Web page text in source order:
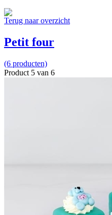
Terug naar overzicht
Petit four
(6 producten)
Product 5 van 6